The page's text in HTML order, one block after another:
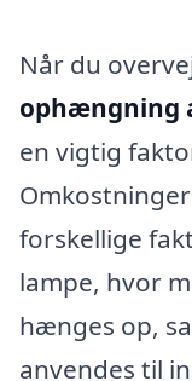
Når du
ophængning
en vigtig
forskellige
lampe, hvor
hænges op,
anvendes til